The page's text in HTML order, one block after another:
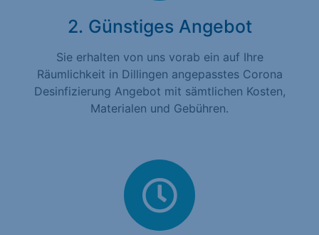
2. Günstiges Angebot
Sie erhalten von uns vorab ein auf Ihre
Räumlichkeit in Dillingen angepasstes Corona
Desinfizierung Angebot mit sämtlichen Kosten,
Materialen und Gebühren.